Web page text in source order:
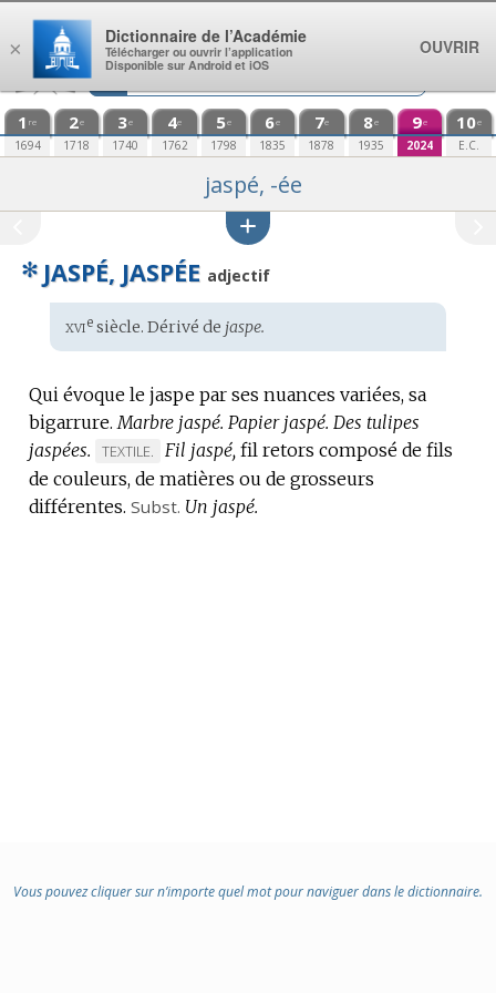
Aller au contenu
1 re
1694
2e
1718
3e
1740
4e
1762
5e
1798
6e
1835
7e
1878
8e
1935
9e
2024
10e
E.C.
jaspé, -ée
✻ JASPÉ, JASPÉE adjectif
Étymologie
:
xviesiècle. Dérivé de jaspe.
Qui évoque le jaspe par ses nuances variées, sa
bigarrure. Marbre jaspé. Papier jaspé. Des tulipes
jaspées.
MARQUE
DE
DOMAINE
TEXTILE. Fil jaspé, fil retors composé de fils
de couleurs, de matières ou de grosseurs
différentes. Subst. Un jaspé.
Vous pouvez cliquer sur n’importe quel mot pour naviguer dans le dictionnaire.
×
Dictionnaire de l’Académie
Télécharger ou ouvrir l’application
Disponible sur Android et iOS
OUVRIR